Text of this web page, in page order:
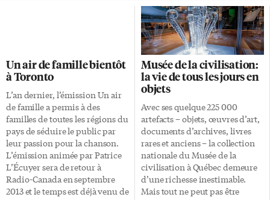
l’occasion se présente depuis
plus de vingt ans et qui lancera
son exposition solo le 28 avril
prochain (se poursuivant
jusqu’au 9 juin) au Musée
régional de Vaudreuil-
Soulanges. Sur […]
ambiance conviviale, les
visiteurs ont pu échanger avec
des étudiants actuels, écouter
leurs témoignages et leur poser
des questions. Après avoir
partagé un dîner, les futurs
étudiants se sont vus remettre
des bourses et prix par le
président du Collège Boréal,
Denis Hubert-Dutrisac, et la
vice-présidente associée à
l’enseignement dans le Centre-
Sud-Ouest, Diane Dubois. Une
bourse de 500$ a ainsi été
offerte à une étudiante inscrite
[…]
Un air de famille bientôt
à Toronto
L’an dernier, l’émission Un air
de famille a permis à des
familles de toutes les régions du
pays de séduire le public par
leur passion pour la chanson.
L’émission animée par Patrice
L’Écuyer sera de retour à
Radio-Canada en septembre
2013 et le temps est déjà venu de
Musée de la civilisation:
la vie de tous les jours en
objets
Avec ses quelque 225 000
artefacts – objets, œuvres d’art,
documents d’archives, livres
rares et anciens – la collection
nationale du Musée de la
civilisation à Québec demeure
d’une richesse inestimable.
Mais tout ne peut pas être